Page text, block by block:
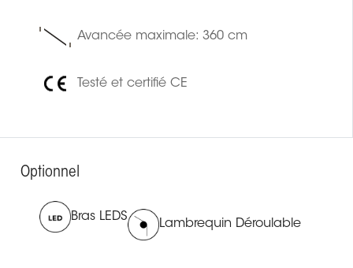
Avancée maximale: 360 cm
Testé et certifié CE
Optionnel
Bras LEDS
Lambrequin Déroulable